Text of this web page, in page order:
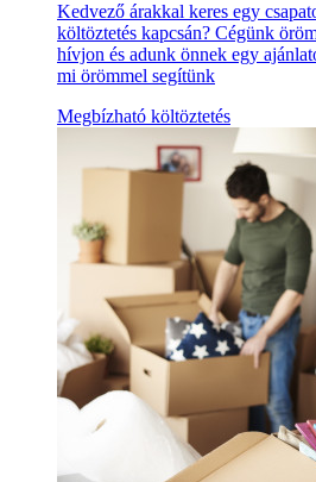
Kedvező árakkal keres egy
költöztetés kapcsán? Cégünk
hívjon és adunk önnek egy
mi örömmel segítünk
Megbízható költöztetés